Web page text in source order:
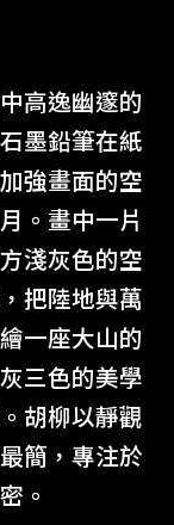
高逸幽邃的
墨鉛筆在紙
強畫面的空
。畫中一片
淺灰色的空
把陸地與萬
一座大山的
三色的美學
胡柳以靜觀
簡，專注於
。